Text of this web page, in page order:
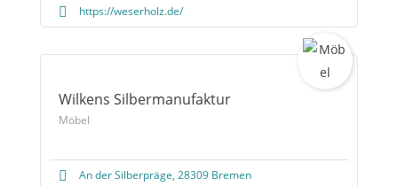
https://weserholz.de/
Wilkens Silbermanufaktur
Möbel
An der Silberpräge, 28309 Bremen